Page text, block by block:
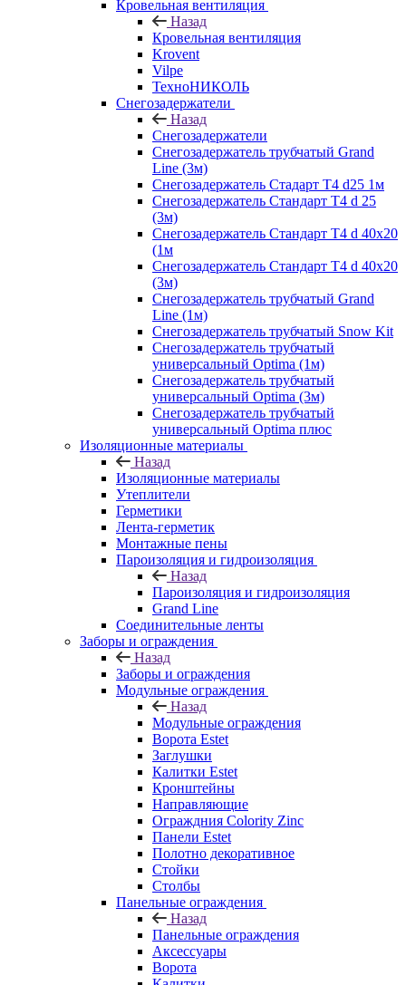
Кровельная вентиляция
Назад
Кровельная вентиляция
Krovent
Vilpe
ТехноНИКОЛЬ
Снегозадержатели
Назад
Снегозадержатели
Снегозадержатель трубчатый Grand
Line (3м)
Снегозадержатель Стадарт Т4 d25 1м
Снегозадержатель Стандарт Т4 d 25
(3м)
Снегозадержатель Стандарт Т4 d 40х20
(1м
Снегозадержатель Стандарт Т4 d 40х20
(3м)
Снегозадержатель трубчатый Grand
Line (1м)
Снегозадержатель трубчатый Snow Kit
Снегозадержатель трубчатый
универсальный Optima (1м)
Снегозадержатель трубчатый
универсальный Optima (3м)
Снегозадержатель трубчатый
универсальный Optima плюс
Изоляционные материалы
Назад
Изоляционные материалы
Утеплители
Герметики
Лента-герметик
Монтажные пены
Пароизоляция и гидроизоляция
Назад
Пароизоляция и гидроизоляция
Grand Line
Соединительные ленты
Заборы и ограждения
Назад
Заборы и ограждения
Модульные ограждения
Назад
Модульные ограждения
Ворота Estet
Заглушки
Калитки Estet
Кронштейны
Направляющие
Ограждния Colority Zinc
Панели Estet
Полотно декоративное
Стойки
Столбы
Панельные ограждения
Назад
Панельные ограждения
Аксессуары
Ворота